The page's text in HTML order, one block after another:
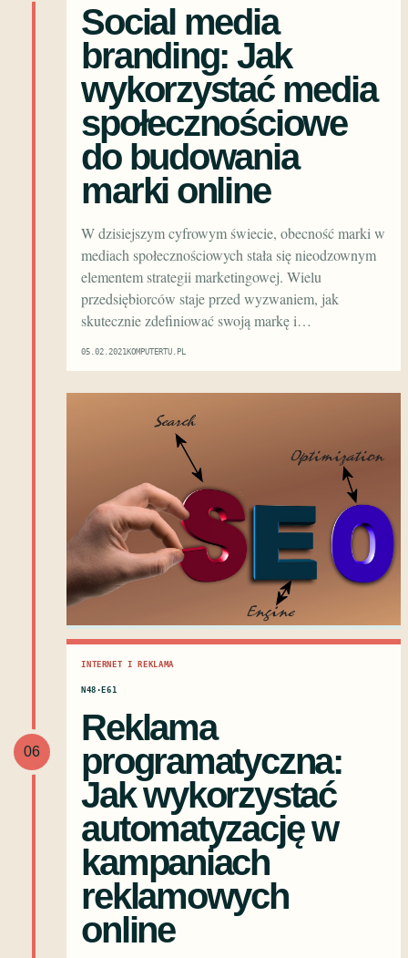
Social media
branding: Jak
wykorzystać media
społecznościowe
do budowania
marki online
W dzisiejszym cyfrowym świecie, obecność marki w
mediach społecznościowych stała się nieodzownym
elementem strategii marketingowej. Wielu
przedsiębiorców staje przed wyzwaniem, jak
skutecznie zdefiniować swoją markę i…
05.02.2021KOMPUTERTU.PL
06
INTERNET I REKLAMA
N48·E61
Reklama
programatyczna:
Jak wykorzystać
automatyzację w
kampaniach
reklamowych
online